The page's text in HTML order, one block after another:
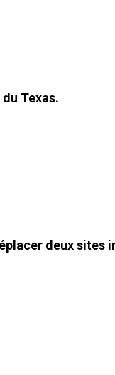
Texas.
deux sites